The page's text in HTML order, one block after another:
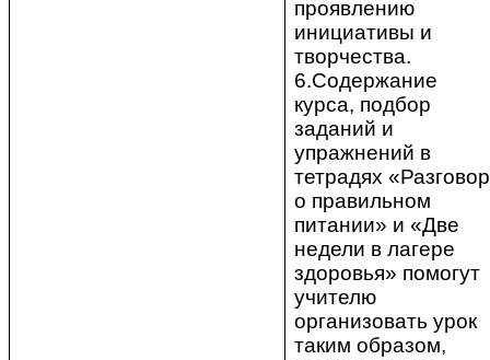
проявлению
инициативы и
творчества.
6.Содержание
курса, подбор
заданий и
упражнений в
тетрадях «Разговор
о правильном
питании» и «Две
недели в лагере
здоровья» помогут
учителю
организовать урок
таким образом,